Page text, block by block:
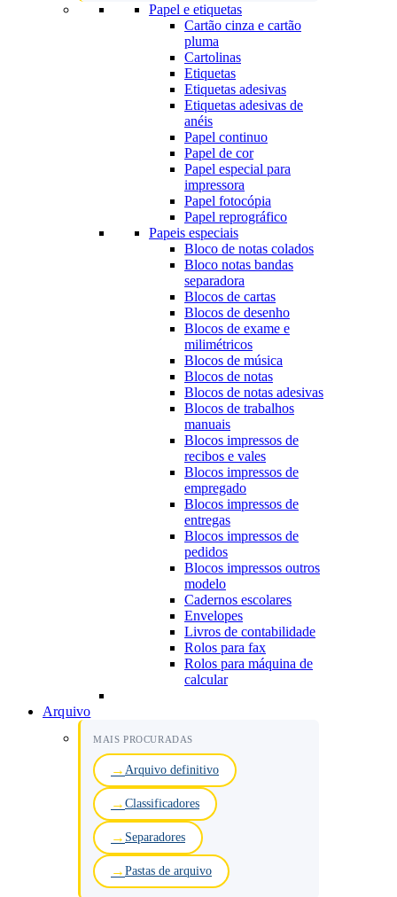
Papel e etiquetas
Cartão cinza e cartão
pluma
Cartolinas
Etiquetas
Etiquetas adesivas
Etiquetas adesivas de
anéis
Papel continuo
Papel de cor
Papel especial para
impressora
Papel fotocópia
Papel reprográfico
Papeis especiais
Bloco de notas colados
Bloco notas bandas
separadora
Blocos de cartas
Blocos de desenho
Blocos de exame e
milimétricos
Blocos de música
Blocos de notas
Blocos de notas adesivas
Blocos de trabalhos
manuais
Blocos impressos de
recibos e vales
Blocos impressos de
empregado
Blocos impressos de
entregas
Blocos impressos de
pedidos
Blocos impressos outros
modelo
Cadernos escolares
Envelopes
Livros de contabilidade
Rolos para fax
Rolos para máquina de
calcular
Arquivo
MAIS PROCURADAS
Arquivo definitivo
Classificadores
Separadores
Pastas de arquivo